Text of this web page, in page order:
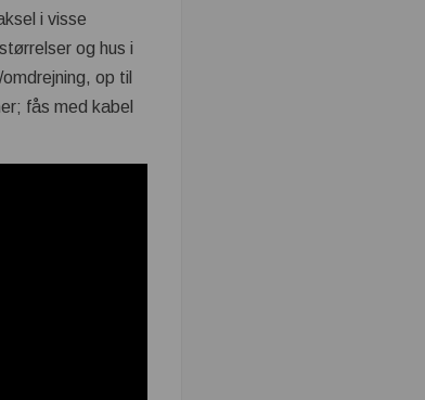
i visse
og hus i
op til
fås med kabel